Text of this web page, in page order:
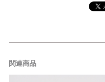
関連商品